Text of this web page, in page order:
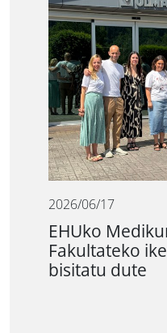
2026/06/17
EHUko
Fakultateko
bisitatu dute